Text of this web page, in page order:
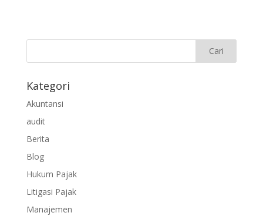
Kategori
Akuntansi
audit
Berita
Blog
Hukum Pajak
Litigasi Pajak
Manajemen